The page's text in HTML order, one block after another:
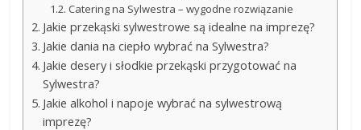
Catering na Sylwestra – wygodne rozwiązanie
Jakie przekąski sylwestrowe są idealne na imprezę?
Jakie dania na ciepło wybrać na Sylwestra?
Jakie desery i słodkie przekąski przygotować na
Sylwestra?
Jakie alkohol i napoje wybrać na sylwestrową
imprezę?